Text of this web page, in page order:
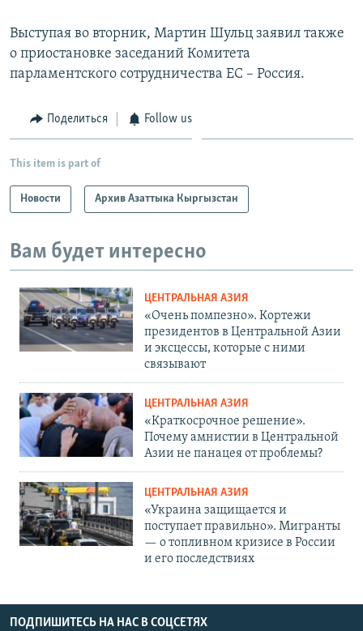
Выступая во вторник, Мартин Шульц заявил также
о приостановке заседаний Комитета
парламентского сотрудничества ЕС – Россия.
Поделиться Follow us
This item is part of
Новости Архив Азаттыка Кыргызстан
Вам будет интересно
ЦЕНТРАЛЬНАЯ АЗИЯ
«Очень помпезно». Кортежи
президентов в Центральной Азии
и эксцессы, которые с ними
связывают
ЦЕНТРАЛЬНАЯ АЗИЯ
«Краткосрочное решение».
Почему амнистии в Центральной
Азии не панацея от проблемы?
ЦЕНТРАЛЬНАЯ АЗИЯ
«Украина защищается и
поступает правильно». Мигранты
— о топливном кризисе в России
и его последствиях
ПОДПИШИТЕСЬ НА НАС В СОЦСЕТЯХ